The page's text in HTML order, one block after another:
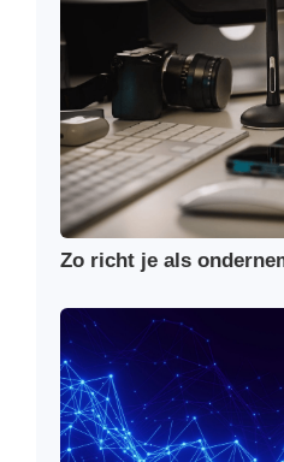
Zo richt je als